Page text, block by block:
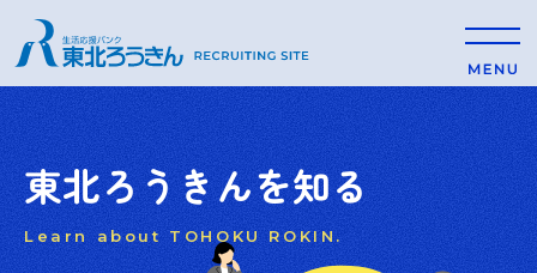
東北ろうきんを知る
Learn about TOHOKU ROKIN.